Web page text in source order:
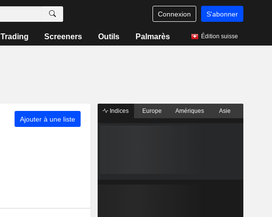
Connexion S'abonner
Trading Screeners Outils Palmarès Édition suisse
Ajouter à une liste
Indices Europe Amériques Asie